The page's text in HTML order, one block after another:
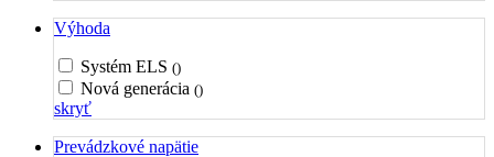
Výhoda
Systém ELS ()
Nová generácia ()
skryť
Prevádzkové napätie